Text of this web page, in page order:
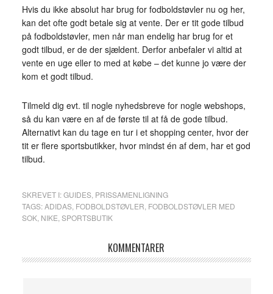
Hvis du ikke absolut har brug for fodboldstøvler nu og her,
kan det ofte godt betale sig at vente. Der er tit gode tilbud
på fodboldstøvler, men når man endelig har brug for et
godt tilbud, er de der sjældent. Derfor anbefaler vi altid at
vente en uge eller to med at købe – det kunne jo være der
kom et godt tilbud.
Tilmeld dig evt. til nogle nyhedsbreve for nogle webshops,
så du kan være en af de første til at få de gode tilbud.
Alternativt kan du tage en tur i et shopping center, hvor der
tit er flere sportsbutikker, hvor mindst én af dem, har et god
tilbud.
SKREVET I:GUIDES, PRISSAMENLIGNING
TAGS:ADIDAS, FODBOLDSTØVLER FODBOLDSTØVLER MED
SOK, NIKE SPORTSBUTIK
KOMMENTARER